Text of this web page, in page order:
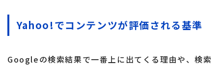
Yahoo!でコンテンツが評価される基準
Googleの検索結果で一番上に出てくる理由や、検索